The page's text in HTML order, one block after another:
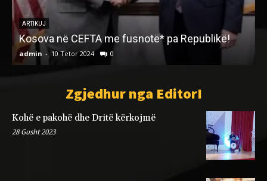
ARTIKUJ
Kosova në CEFTA me fusnotë* pa Republikë!
admin - 10 Tetor 2024 0
Zgjedhur nga EditorI
Kohë e pakohë dhe Dritë kërkojmë
28 Gusht 2023